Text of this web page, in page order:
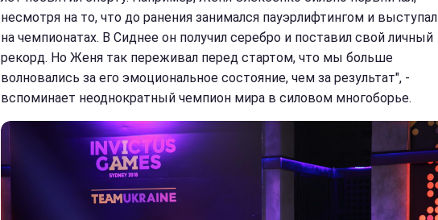
несмотря на то, что до ранения занимался пауэрлифтингом и выступал
на чемпионатах. В Сиднее он получил серебро и поставил свой личный
рекорд. Но Женя так переживал перед стартом, что мы больше
волновались за его эмоциональное состояние, чем за результат", -
вспоминает неоднократный чемпион мира в силовом многоборье.